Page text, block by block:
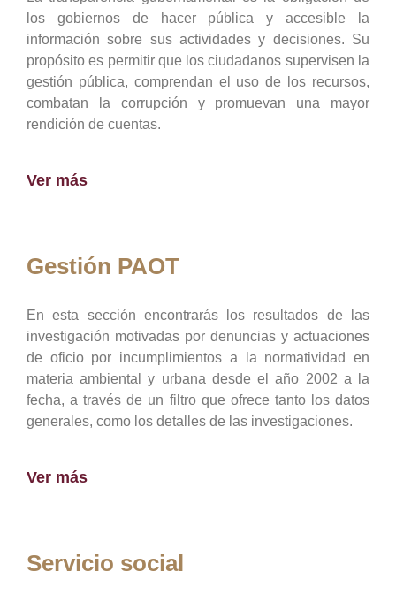
los gobiernos de hacer pública y accesible la
información sobre sus actividades y decisiones. Su
propósito es permitir que los ciudadanos supervisen la
gestión pública, comprendan el uso de los recursos,
combatan la corrupción y promuevan una mayor
rendición de cuentas.
Ver más
Gestión PAOT
En esta sección encontrarás los resultados de las
investigación motivadas por denuncias y actuaciones
de oficio por incumplimientos a la normatividad en
materia ambiental y urbana desde el año 2002 a la
fecha, a través de un filtro que ofrece tanto los datos
generales, como los detalles de las investigaciones.
Ver más
Servicio social